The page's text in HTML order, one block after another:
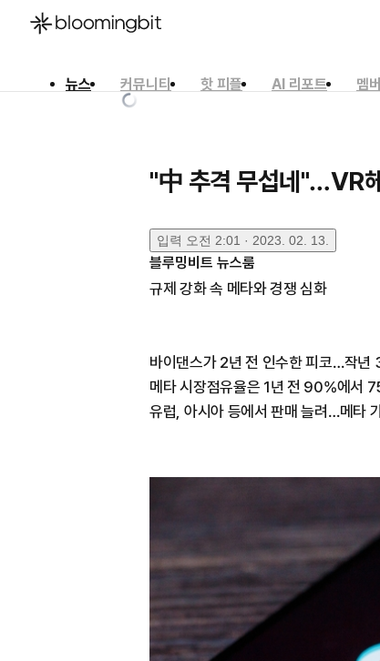
뉴스 커뮤니티 핫 피플 AI 리포트 멤
"中 추격 무섭네"…VR
입력 오전 2:01 · 2023. 02. 13.
블루밍비트 뉴스룸
규제 강화 속 메타와 경쟁 심화
바이댄스가 2년 전 인수한 피코…작년
메타 시장점유율은 1년 전 90%에서
유럽, 아시아 등에서 판매 늘려…메타